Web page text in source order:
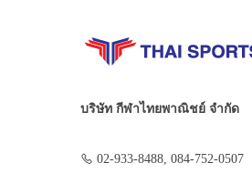
บริษัท กีฬาไทยพาณิชย์ จำกัด
02-933-8488, 084-752-0507